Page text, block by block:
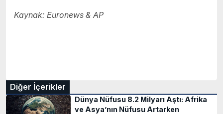
Kaynak: Euronews & AP
Diğer İçerikler
Dünya Nüfusu 8.2 Milyarı Aştı: Afrika
ve Asya’nın Nüfusu Artarken